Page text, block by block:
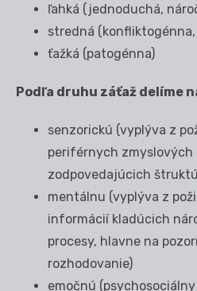
ľahká (jednoduchá,
stredná
ťažká (patogénna)
Podľa druhu záťaž delíme
senzorickú (vyplýva z
periférnych zmyslových
zodpovedajúcich
mentálnu (vyplýva z
informácií kladúcich
procesy, hlavne na
rozhodovanie)
emočnú